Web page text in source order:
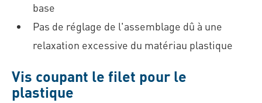
base
Pas de réglage de l'assemblage dû à une
relaxation excessive du matériau plastique
Vis coupant le filet pour le
plastique